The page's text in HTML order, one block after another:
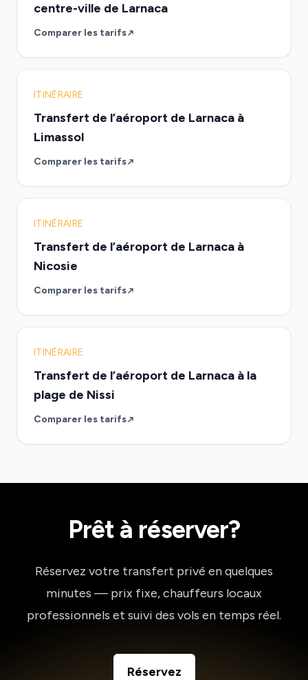
centre-ville de Larnaca
Comparer les tarifs
ITINÉRAIRE
Transfert de l’aéroport de Larnaca à
Limassol
Comparer les tarifs
ITINÉRAIRE
Transfert de l’aéroport de Larnaca à
Nicosie
Comparer les tarifs
ITINÉRAIRE
Transfert de l’aéroport de Larnaca à la
plage de Nissi
Comparer les tarifs
Prêt à réserver?
Réservez votre transfert privé en quelques
minutes — prix fixe, chauffeurs locaux
professionnels et suivi des vols en temps réel.
Réservez